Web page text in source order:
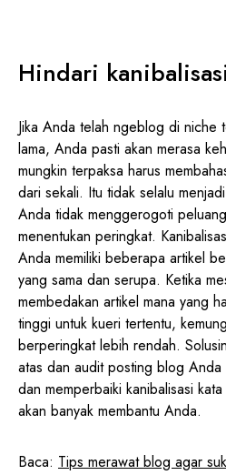
Hindari
Jika Anda telah ngeblog di niche
lama, Anda pasti akan merasa
mungkin terpaksa harus
dari sekali. Itu tidak selalu
Anda tidak menggerogoti
menentukan peringkat.
Anda memiliki beberapa artikel
yang sama dan serupa. Ketika
membedakan artikel mana yang
tinggi untuk kueri tertentu,
berperingkat lebih rendah.
atas dan audit posting blog Anda
dan memperbaiki kanibalisasi
akan banyak membantu Anda.
Baca: Tips merawat blog agar